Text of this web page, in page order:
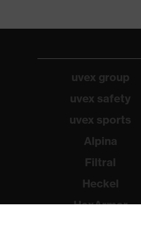
uvex group
uvex safety
uvex sports
Alpina
Filtral
Heckel
HexArmor